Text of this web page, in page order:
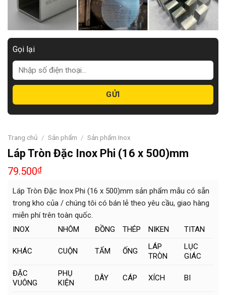
Gọi lại
Trang chủ / Sản phẩm / Sản phẩm Inox
Láp Tròn Đặc Inox Phi (16 x 500)mm
79.500₫
Láp Tròn Đặc Inox Phi (16 x 500)mm sản phẩm mẫu có sẵn
trong kho của / chúng tôi có bán lẻ theo yêu cầu, giao hàng
miễn phí trên toàn quốc.
INOX
NHÔM ĐỒNG THÉP NIKEN TITAN
KHÁC CUỘN TẤM ỐNG
LÁP
TRÒN
LỤC
GIÁC
ĐẶC
VUÔNG
PHỤ
KIỆN
DÂY CÁP XÍCH BI